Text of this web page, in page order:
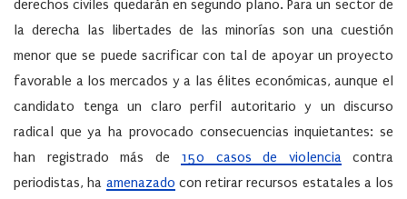
derechos civiles quedarán en segundo plano. Para un sector de
la derecha las libertades de las minorías son una cuestión
menor que se puede sacrificar con tal de apoyar un proyecto
favorable a los mercados y a las élites económicas, aunque el
candidato tenga un claro perfil autoritario y un discurso
radical que ya ha provocado consecuencias inquietantes: se
han registrado más de 150 casos de violenciacontra
periodistas, ha amenazado con retirar recursos estatales a los